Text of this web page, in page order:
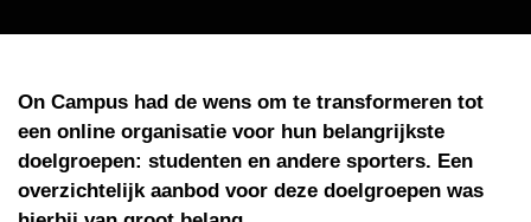
On Campus had de wens om te transformeren tot
een online organisatie voor hun belangrijkste
doelgroepen: studenten en andere sporters. Een
overzichtelijk aanbod voor deze doelgroepen was